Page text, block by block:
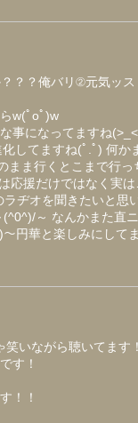
？？俺バリ②元気ッ
w(ﾟoﾟ)w
事になってますね
してますね(ﾟ.ﾟ) 何か
まま行くとこまで行っ
応援だけではなく実
ヂオを聞きたいと思
(^0^)/～ なんかまた直
円華と楽しみにして
笑いながら聴いてます
す！
！！